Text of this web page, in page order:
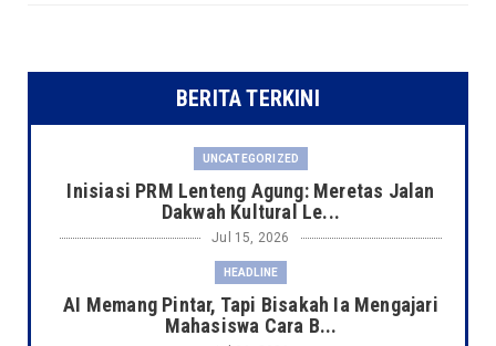
BERITA TERKINI
UNCATEGORIZED
Inisiasi PRM Lenteng Agung: Meretas Jalan
Dakwah Kultural Le...
Jul 15, 2026
HEADLINE
AI Memang Pintar, Tapi Bisakah Ia Mengajari
Mahasiswa Cara B...